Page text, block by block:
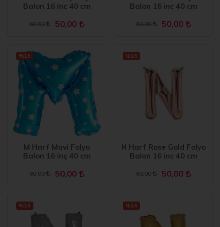
Balon 16 inc 40 cm
60,00 50,00
Balon 16 inc 40 cm
60,00 50,00
M Harf Mavi Folyo
Balon 16 inç 40 cm
60,00 50,00
%16
N Harf Rose Gold Folyo
Balon 16 inc 40 cm
60,00 50,00
%16
%16 %16